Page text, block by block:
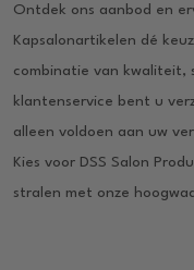
Ontdek ons aanbod en
Kapsalonartikelen dé
combinatie van
klantenservice bent u
alleen voldoen aan uw
Kies voor DSS Salon
stralen met onze